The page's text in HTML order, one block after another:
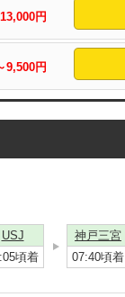
円
9,500円
USJ
頃着
神戸三宮
07:40頃着